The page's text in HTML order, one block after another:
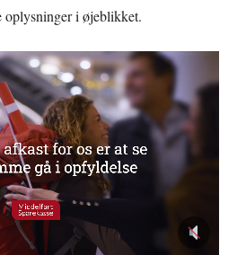
i øjeblikket.